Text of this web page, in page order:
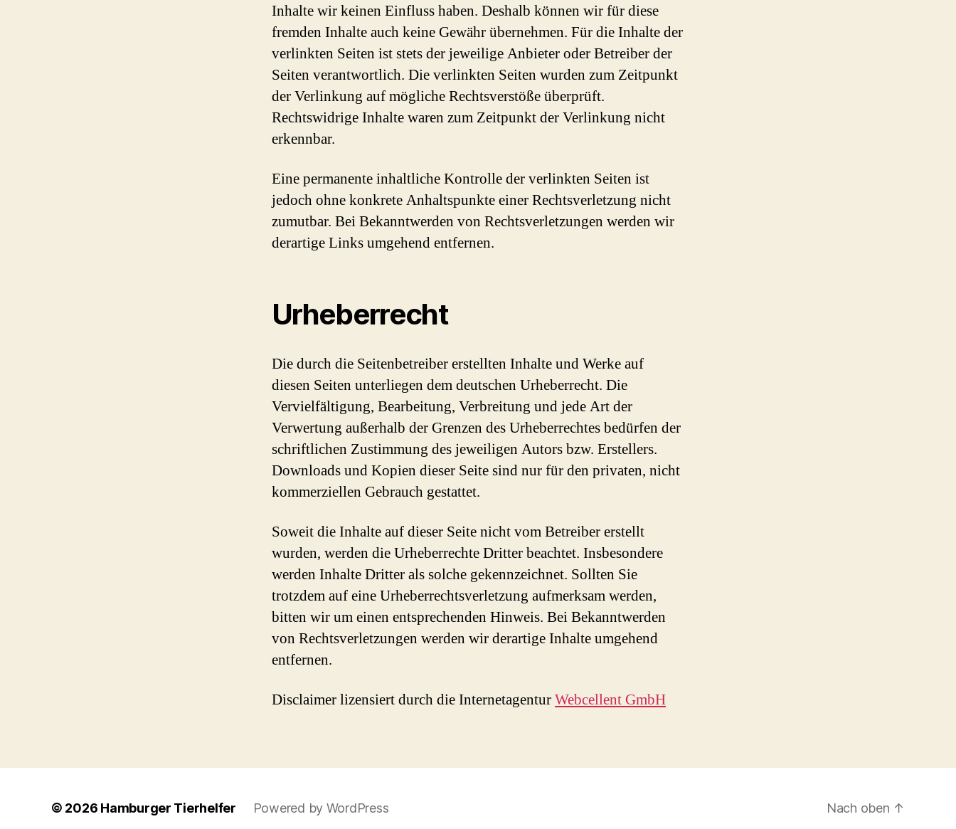
Inhalte wir keinen Einfluss haben. Deshalb können wir für diese
fremden Inhalte auch keine Gewähr übernehmen. Für die Inhalte der
verlinkten Seiten ist stets der jeweilige Anbieter oder Betreiber der
Seiten verantwortlich. Die verlinkten Seiten wurden zum Zeitpunkt
der Verlinkung auf mögliche Rechtsverstöße überprüft.
Rechtswidrige Inhalte waren zum Zeitpunkt der Verlinkung nicht
erkennbar.
Eine permanente inhaltliche Kontrolle der verlinkten Seiten ist
jedoch ohne konkrete Anhaltspunkte einer Rechtsverletzung nicht
zumutbar. Bei Bekanntwerden von Rechtsverletzungen werden wir
derartige Links umgehend entfernen.
Urheberrecht
Die durch die Seitenbetreiber erstellten Inhalte und Werke auf
diesen Seiten unterliegen dem deutschen Urheberrecht. Die
Vervielfältigung, Bearbeitung, Verbreitung und jede Art der
Verwertung außerhalb der Grenzen des Urheberrechtes bedürfen der
schriftlichen Zustimmung des jeweiligen Autors bzw. Erstellers.
Downloads und Kopien dieser Seite sind nur für den privaten, nicht
kommerziellen Gebrauch gestattet.
Soweit die Inhalte auf dieser Seite nicht vom Betreiber erstellt
wurden, werden die Urheberrechte Dritter beachtet. Insbesondere
werden Inhalte Dritter als solche gekennzeichnet. Sollten Sie
trotzdem auf eine Urheberrechtsverletzung aufmerksam werden,
bitten wir um einen entsprechenden Hinweis. Bei Bekanntwerden
von Rechtsverletzungen werden wir derartige Inhalte umgehend
entfernen.
Disclaimer lizensiert durch die InternetagenturWebcellent GmbH
© 2026 Hamburger Tierhelfer Powered by WordPress Nach oben ↑